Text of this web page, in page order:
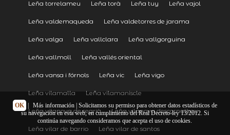
Leña torrelameu Leña torà Leña tuy Leña vajol
Leña valdemaqueda Leña valdetorres de jarama
Leña valga Leña vallclara Leña vallgorguina
Leña vallmoll Leña vallés oriental
Leña vansa i fórnols Leña vic Leña vigo
Leña vilamalla Leña vilamaniscle
Leña vilanova de segrià Leña vilanova descornalbou
Leña vilar de barrio Leña vilar de santos
OK Más información| Solicitamos su permiso para obtener datos estadísticos de
su navegación en esta web, en cumplimiento del Real Decreto-ley 13/2012. Si
continúa navegando consideramos que acepta el uso de cookies.